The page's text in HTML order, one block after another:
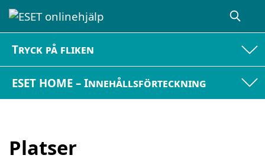
Tryck på fliken
ESET HOME – Innehållsförteckning
Platser